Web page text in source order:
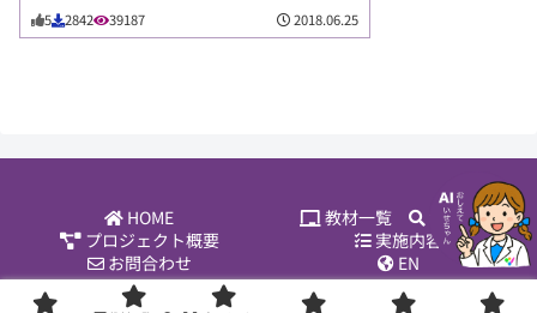
5 2842 39187 2018.06.25
HOME 教材一覧
教材検索
プロジェクト概要
実施内容
お問合わせ
EN
Copyright © 2016-2024 お茶の水女子大学サイエンス＆エデュケー